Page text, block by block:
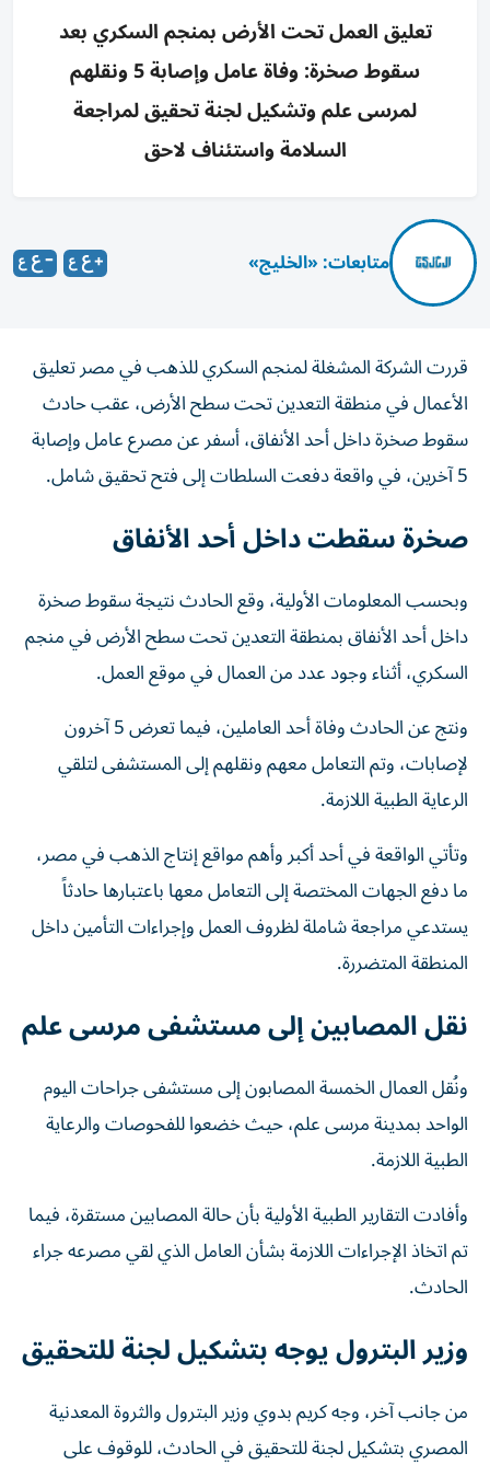
تعليق العمل تحت الأرض بمنجم السكري بعد
سقوط صخرة: وفاة عامل وإصابة 5 ونقلهم
لمرسى علم وتشكيل لجنة تحقيق لمراجعة
السلامة واستئناف لاحق
متابعات: «الخليج»
قررت الشركة المشغلة لمنجم السكري للذهب في مصر تعليق
الأعمال في منطقة التعدين تحت سطح الأرض، عقب حادث
سقوط صخرة داخل أحد الأنفاق، أسفر عن مصرع عامل وإصابة
5 آخرين، في واقعة دفعت السلطات إلى فتح تحقيق شامل.
صخرة سقطت داخل أحد الأنفاق
وبحسب المعلومات الأولية، وقع الحادث نتيجة سقوط صخرة
داخل أحد الأنفاق بمنطقة التعدين تحت سطح الأرض في منجم
السكري، أثناء وجود عدد من العمال في موقع العمل.
ونتج عن الحادث وفاة أحد العاملين، فيما تعرض 5 آخرون
لإصابات، وتم التعامل معهم ونقلهم إلى المستشفى لتلقي
الرعاية الطبية اللازمة.
وتأتي الواقعة في أحد أكبر وأهم مواقع إنتاج الذهب في مصر،
ما دفع الجهات المختصة إلى التعامل معها باعتبارها حادثاً
يستدعي مراجعة شاملة لظروف العمل وإجراءات التأمين داخل
المنطقة المتضررة.
نقل المصابين إلى مستشفى مرسى علم
ونُقل العمال الخمسة المصابون إلى مستشفى جراحات اليوم
الواحد بمدينة مرسى علم، حيث خضعوا للفحوصات والرعاية
الطبية اللازمة.
وأفادت التقارير الطبية الأولية بأن حالة المصابين مستقرة، فيما
تم اتخاذ الإجراءات اللازمة بشأن العامل الذي لقي مصرعه جراء
الحادث.
وزير البترول يوجه بتشكيل لجنة للتحقيق
من جانب آخر، وجه كريم بدوي وزير البترول والثروة المعدنية
المصري بتشكيل لجنة للتحقيق في الحادث، للوقوف على